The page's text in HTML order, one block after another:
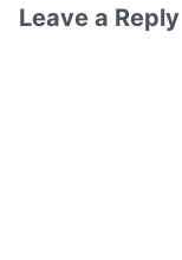
Leave a Reply